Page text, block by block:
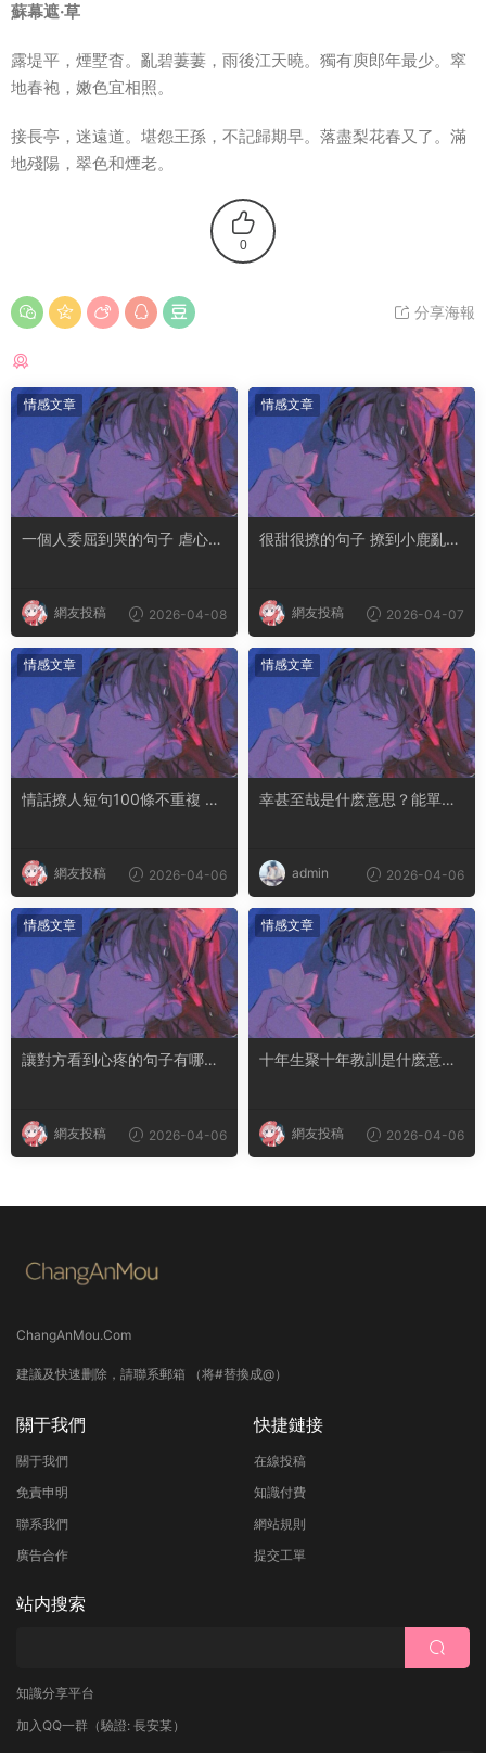
蘇幕遮·草
露堤平，煙墅杳。亂碧萋萋，雨後江天曉。獨有庾郎年最少。窣
地春袍，嫩色宜相照。
接長亭，迷遠道。堪怨王孫，不記歸期早。落盡梨花春又了。滿
地殘陽，翠色和煙老。
0
分享海報
情感文章
一個人委屈到哭的句子 虐心到
網友投稿 2026-04-08
情感文章
很甜很撩的句子 撩到小鹿亂撞
網友投稿 2026-04-07
情感文章
情話撩人短句100條不重複 土
網友投稿 2026-04-06
情感文章
幸甚至哉是什麽意思？能單獨
admin 2026-04-06
情感文章
讓對方看到心疼的句子有哪
網友投稿 2026-04-06
情感文章
十年生聚十年教訓是什麽意思
網友投稿 2026-04-06
ChangAnMou.Com
建議及快速删除，請聯系郵箱 （将#替換成@）
關于我們
關于我們
免責申明
聯系我們
廣告合作
快捷鏈接
在線投稿
知識付費
網站規則
提交工單
站内搜索
知識分享平台
加入QQ一群 （驗證: 長安某）